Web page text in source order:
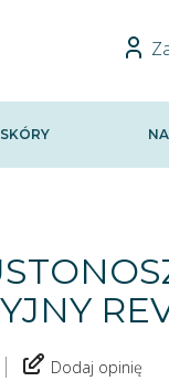
Dodaj opinię